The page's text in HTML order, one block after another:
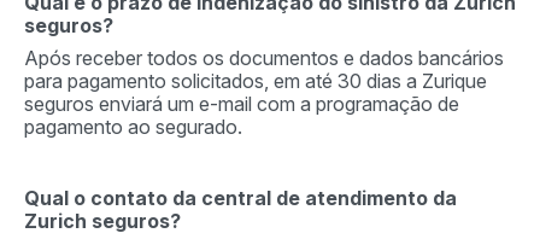
seguros?
Após receber todos os documentos e dados bancários
para pagamento solicitados, em até 30 dias a Zurique
seguros enviará um e-mail com a programação de
pagamento ao segurado.
Qual o contato da central de atendimento da
Zurich seguros?